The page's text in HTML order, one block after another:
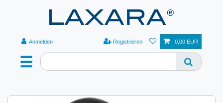
☰
Anmelden Registrieren 0,00 EUR